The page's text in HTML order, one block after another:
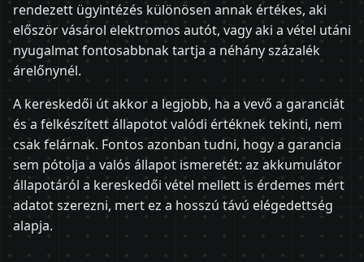
rendezett ügyintézés különösen annak értékes, aki
először vásárol elektromos autót, vagy aki a vétel utáni
nyugalmat fontosabbnak tartja a néhány százalék
árelőnynél.
A kereskedői út akkor a legjobb, ha a vevő a garanciát
és a felkészített állapotot valódi értéknek tekinti, nem
csak felárnak. Fontos azonban tudni, hogy a garancia
sem pótolja a valós állapot ismeretét: az akkumulátor
állapotáról a kereskedői vétel mellett is érdemes mért
adatot szerezni, mert ez a hosszú távú elégedettség
alapja.